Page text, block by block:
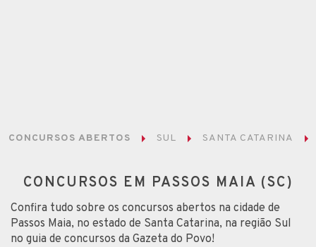
CONCURSOS ABERTOS SUL SANTA CATARINA
CONCURSOS EM PASSOS MAIA (SC)
Confira tudo sobre os concursos abertos na cidade de
Passos Maia, no estado de Santa Catarina, na região Sul
no guia de concursos da Gazeta do Povo!